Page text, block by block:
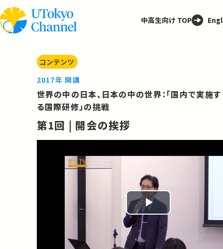
中高生向け TOP
コンテンツ
2017年 開講
世界の中の日本、日本の中の世界：「国内で実施す
る国際研修」の挑戦
第1回 | 開会の挨拶
Play
Video